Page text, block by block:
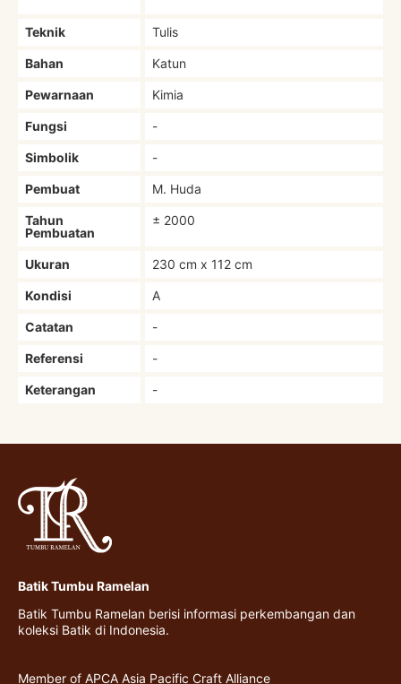
Teknik Tulis
Bahan Katun
Pewarnaan Kimia
Fungsi -
Simbolik -
Pembuat M. Huda
Tahun
Pembuatan
± 2000
Ukuran 230 cm x 112 cm
Kondisi A
Catatan -
Referensi -
Keterangan -
Batik Tumbu Ramelan
Batik Tumbu Ramelan berisi informasi perkembangan dan
koleksi Batik di Indonesia.
Member of APCA Asia Pacific Craft Alliance